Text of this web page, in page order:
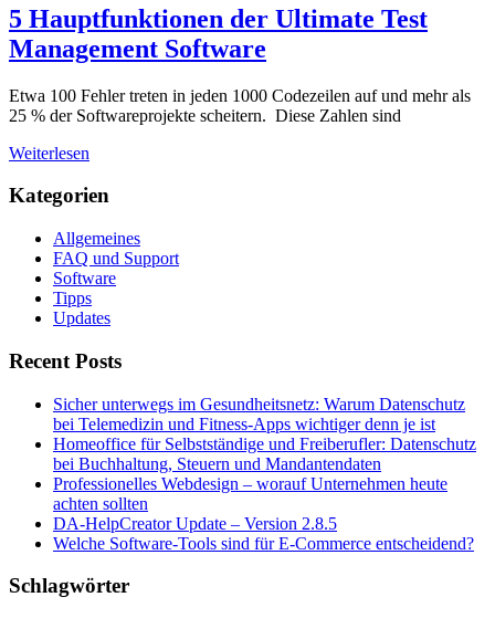
5 Hauptfunktionen der Ultimate Test
Management Software
Etwa 100 Fehler treten in jeden 1000 Codezeilen auf und mehr als
25 % der Softwareprojekte scheitern. Diese Zahlen sind
Weiterlesen
Kategorien
Allgemeines
FAQ und Support
Software
Tipps
Updates
Recent Posts
Sicher unterwegs im Gesundheitsnetz: Warum Datenschutz
bei Telemedizin und Fitness-Apps wichtiger denn je ist
Homeoffice für Selbstständige und Freiberufler: Datenschutz
bei Buchhaltung, Steuern und Mandantendaten
Professionelles Webdesign – worauf Unternehmen heute
achten sollten
DA-HelpCreator Update – Version 2.8.5
Welche Software-Tools sind für E-Commerce entscheidend?
Schlagwörter